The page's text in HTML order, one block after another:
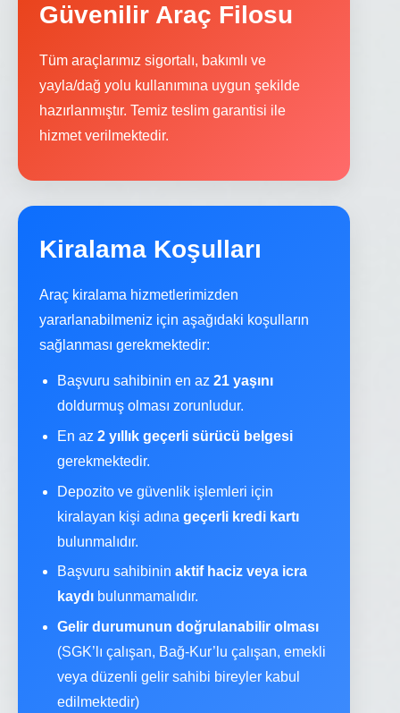
Güvenilir Araç Filosu
Tüm araçlarımız sigortalı, bakımlı ve
yayla/dağ yolu kullanımına uygun şekilde
hazırlanmıştır. Temiz teslim garantisi ile
hizmet verilmektedir.
Kiralama Koşulları
Araç kiralama hizmetlerimizden
yararlanabilmeniz için aşağıdaki koşulların
sağlanması gerekmektedir:
Başvuru sahibinin en az 21 yaşını
doldurmuş olması zorunludur.
En az 2 yıllık geçerli sürücü belgesi
gerekmektedir.
Depozito ve güvenlik işlemleri için
kiralayan kişi adına geçerli kredi kartı
bulunmalıdır.
Başvuru sahibinin aktif haciz veya icra
kaydı bulunmamalıdır.
Gelir durumunun doğrulanabilir olması
(SGK’lı çalışan, Bağ-Kur’lu çalışan, emekli
veya düzenli gelir sahibi bireyler kabul
edilmektedir)